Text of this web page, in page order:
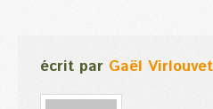
écrit par Gaël Virlouvet